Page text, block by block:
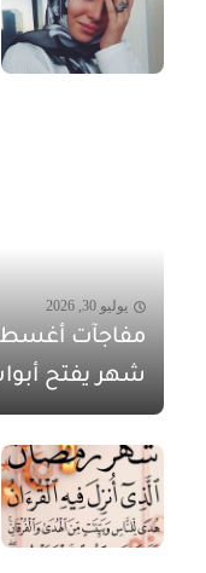
يوليو 30, 2026
شهر يفتح